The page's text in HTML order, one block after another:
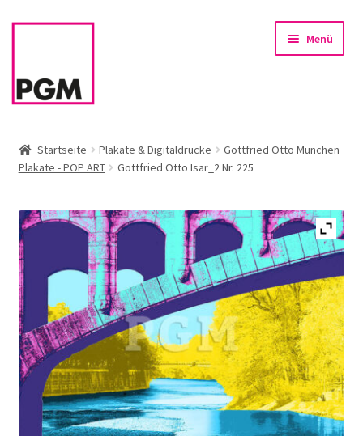
Zur
Zum
Menü
News
Sortiment
öffnen
Rahmen & Einrahmung
Firmenservice – Kunst für Büro, Praxis, Kanzlei
Referenzen
Galerie
Jobs
Startseite Plakate & Digitaldrucke
Gottfried Otto München
Plakate - POP ART
Gottfried Otto Isar_2 Nr. 225